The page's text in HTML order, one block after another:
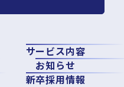
サービス内容
お知らせ
新卒採用情報